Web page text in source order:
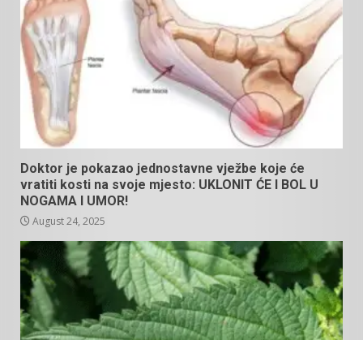
Doktor je pokazao jednostavne vježbe koje će
vratiti kosti na svoje mjesto: UKLONIT ĆE I BOL U
NOGAMA I UMOR!
August 24, 2025